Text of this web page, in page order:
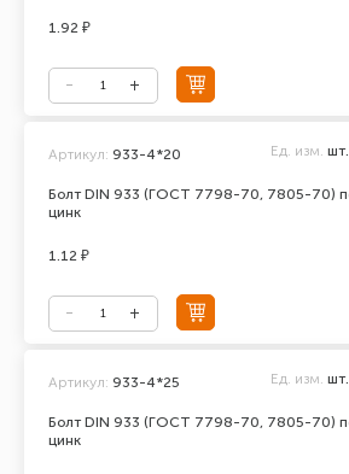
1.92 ₽
Болт DIN 933 (ГОСТ 7798-70, 7805-70)
цинк
Артикул: 933-4*20 Ед. изм. шт.
1.12 ₽
Болт DIN 933 (ГОСТ 7798-70, 7805-70)
цинк
Артикул: 933-4*25 Ед. изм. шт.